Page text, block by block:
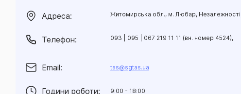
Адреса: Житомирська обл., м. Любар,
Телефон: 093 | 095 | 067 219 11 11 (вн. номер 4524),
Email: tas@sgtas.ua
Години роботи: 9:00 - 18:00